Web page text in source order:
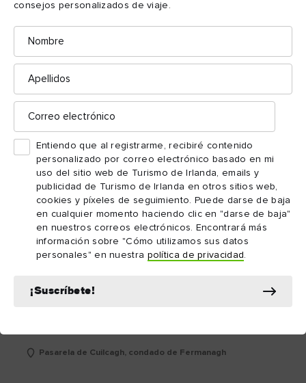
consejos personalizados de viaje.
Nombre
Apellidos
Correo
electrónico
Entiendo que al registrarme, recibiré contenido
personalizado por correo electrónico basado en mi
uso del sitio web de Turismo de Irlanda, emails y
publicidad de Turismo de Irlanda en otros sitios web,
cookies y píxeles de seguimiento. Puede darse de baja
en cualquier momento haciendo clic en "darse de baja"
en nuestros correos electrónicos. Encontrará más
información sobre "Cómo utilizamos sus datos
personales" en nuestra política de privacidad .
¡Suscríbete!
¿Cómo afecta la ETA a los viajes a
través de la frontera entre Irlanda e
Irlanda del Norte?
Para obtener la información más reciente sobre la ETA y los
viajes a través de la frontera entre Irlanda e Irlanda del Norte,
consulta la última actualización del Ministerio del Interior
del Reino Unido
.
Pasarela de Cuilcagh, condado de Fermanagh